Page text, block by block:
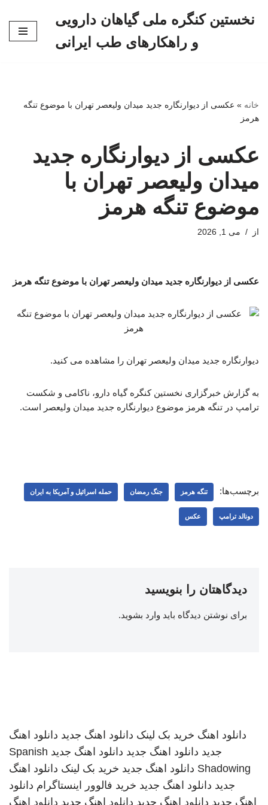
نخستین کنگره ملی گیاهان دارویی
و راهکارهای طب ایرانی
خانه » عکسی از دیوارنگاره جدید میدان ولیعصر تهران با موضوع تنگه
هرمز
عکسی از دیوارنگاره جدید
میدان ولیعصر تهران با
موضوع تنگه هرمز
از می 1, 2026
عکسی از دیوارنگاره جدید میدان ولیعصر تهران با موضوع تنگه هرمز
دیوارنگاره جدید میدان ولیعصر تهران را مشاهده می کنید.
به گزارش خبرگزاری نخستین کنگره گیاه دارو، ناکامی و شکست
ترامپ در تنگه هرمز موضوع دیوارنگاره جدید میدان ولیعصر است. ‌
برچسب‌ها: تنگه هرمز جنگ رمضان حمله اسرائیل و آمریکا به ایران
دونالد ترامپ عکس
دیدگاهتان را بنویسید
برای نوشتن دیدگاه باید وارد بشوید.
دانلود اهنگ خرید بک لینک دانلود اهنگ جدید دانلود اهنگ
جدید دانلود اهنگ جدید دانلود اهنگ جدید Spanish
Shadowing دانلود اهنگ جدید خرید بک لینک دانلود اهنگ
جدید دانلود اهنگ جدید خرید فالوور اینستاگرام دانلود
اهنگ جدید دانلود اهنگ جدید دانلود اهنگ جدید دانلود اهنگ